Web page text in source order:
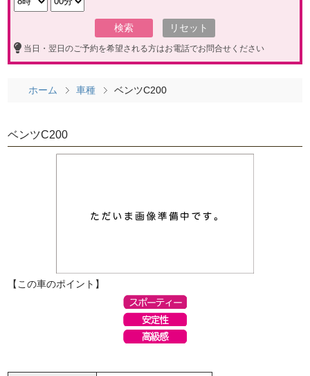
当日・翌日のご予約を希望される方はお電話でお問合せください
ホーム 車種 ベンツC200
ベンツC200
【この車のポイント】